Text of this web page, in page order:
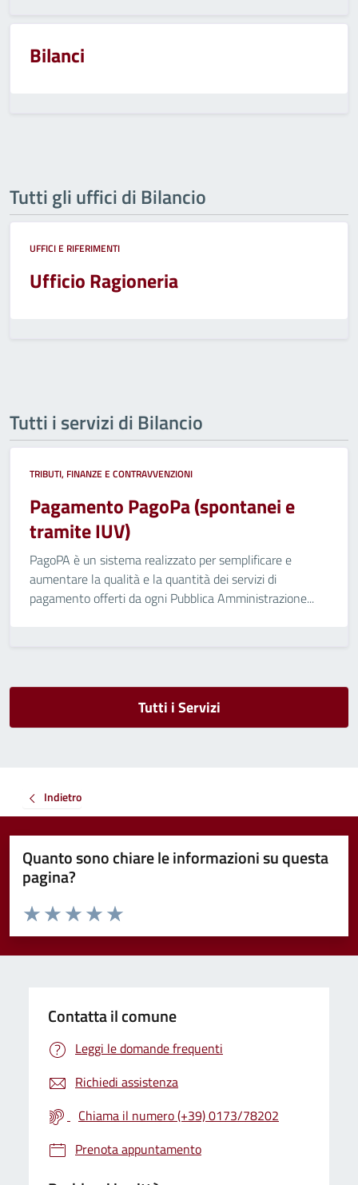
Bilanci
Tutti gli uffici di Bilancio
UFFICI E RIFERIMENTI
Ufficio Ragioneria
Tutti i servizi di Bilancio
TRIBUTI, FINANZE E CONTRAVVENZIONI
Pagamento PagoPa (spontanei e
tramite IUV)
PagoPA è un sistema realizzato per semplificare e
aumentare la qualità e la quantità dei servizi di
pagamento offerti da ogni Pubblica Amministrazione...
Tutti i Servizi
Indietro
Quanto sono chiare le informazioni su questa
pagina?
Valuta da 1 a 5 stelle la pagina
Valuta 5 stelle su 5
Valuta 4 stelle su 5
Valuta 3 stelle su 5
Valuta 2 stelle su 5
Valuta 1 stelle su 5
Contatta il comune
Leggi le domande frequenti
Richiedi assistenza
Chiama il numero (+39) 0173/78202
Prenota appuntamento